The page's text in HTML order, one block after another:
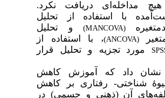
مداخله‌ای دریافت نکرد.
با استفاده از تحلیل
(MANCOVA)و تحلیل
(ANCOVA)، با استفاده از
مورد تجزیه و تحلیل قرار
نشان داد که آموزش کاهش
شناختی- رفتاری بر کاهش
آن (ذهنی و جسمی) در